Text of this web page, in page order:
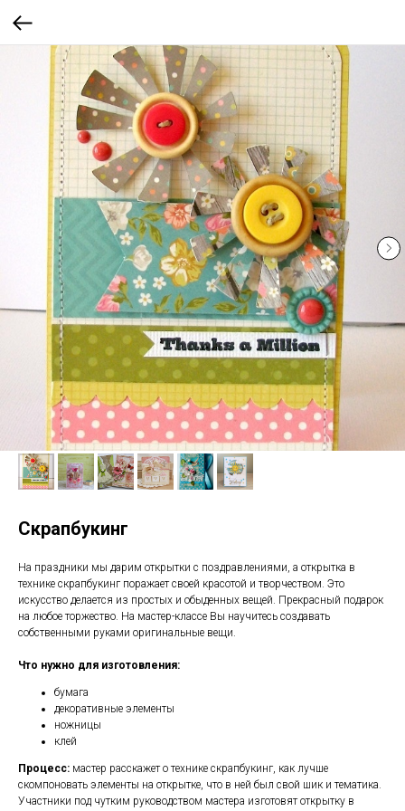
Скрапбукинг
На праздники мы дарим открытки с поздравлениями, а открытка в
технике скрапбукинг поражает своей красотой и творчеством. Это
искусство делается из простых и обыденных вещей. Прекрасный подарок
на любое торжество. На мастер-классе Вы научитесь создавать
собственными руками оригинальные вещи.
Что нужно для изготовления:
бумага
декоративные элементы
ножницы
клей
Процесс: мастер расскажет о технике скрапбукинг, как лучше
скомпоновать элементы на открытке, что в ней был свой шик и тематика.
Участники под чутким руководством мастера изготовят открытку в